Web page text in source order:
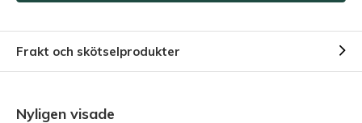
Frakt och skötselprodukter
Nyligen visade